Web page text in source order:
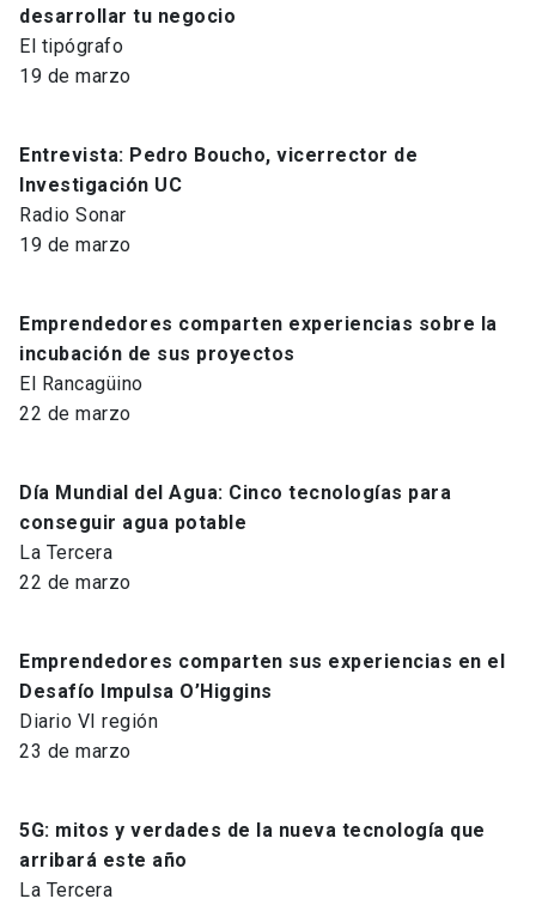
desarrollar tu negocio
El tipógrafo
19 de marzo
Entrevista: Pedro Boucho, vicerrector de
Investigación UC
Radio Sonar
19 de marzo
Emprendedores comparten experiencias sobre la
incubación de sus proyectos
El Rancagüino
22 de marzo
Día Mundial del Agua: Cinco tecnologías para
conseguir agua potable
La Tercera
22 de marzo
Emprendedores comparten sus experiencias en el
Desafío Impulsa O’Higgins
Diario VI región
23 de marzo
5G: mitos y verdades de la nueva tecnología que
arribará este año
La Tercera